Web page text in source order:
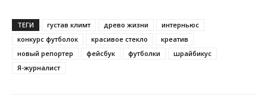
ТЕГИ густав климт древо жизни
интерньюс
конкурс футболок
красивое стекло
креатив
новый репортер
фейсбук футболки
шрайбикус
Я-журналист